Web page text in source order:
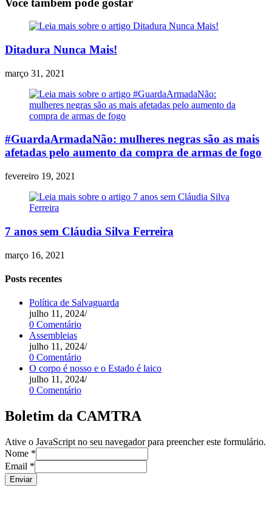
Ditadura Nunca Mais!
março 31, 2021
#GuardaArmadaNão: mulheres negras são as mais
afetadas pelo aumento da compra de armas de fogo
fevereiro 19, 2021
7 anos sem Cláudia Silva Ferreira
março 16, 2021
Posts recentes
Política de Salvaguarda
julho 11, 2024/
0 Comentário
Assembleias
julho 11, 2024/
0 Comentário
O corpo é nosso e o Estado é laico
julho 11, 2024/
0 Comentário
Boletim da CAMTRA
Ative o JavaScript no seu navegador para preencher este formulário.
Nome *
Email *
Enviar